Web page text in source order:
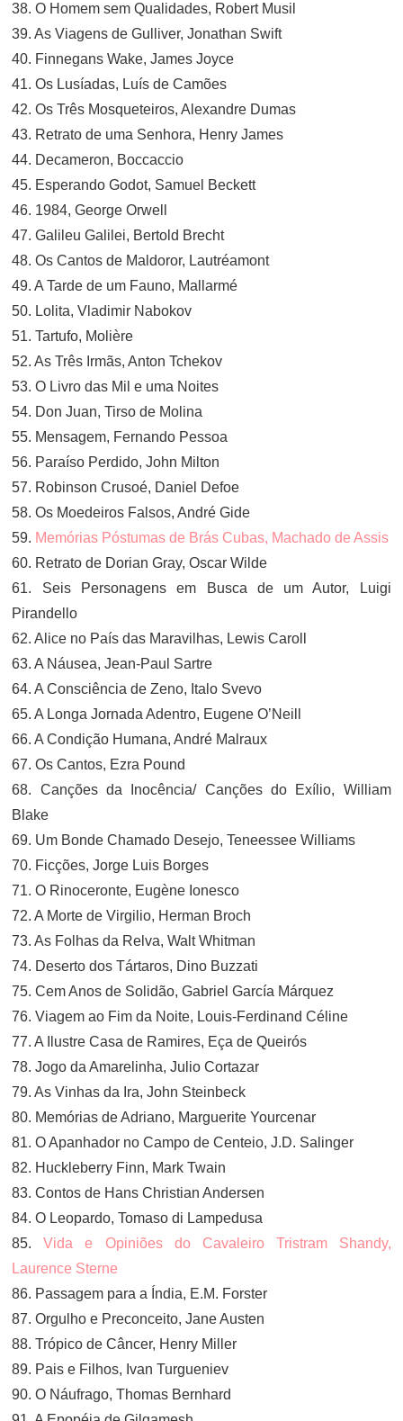
38. O Homem sem Qualidades, Robert Musil
39. As Viagens de Gulliver, Jonathan Swift
40. Finnegans Wake, James Joyce
41. Os Lusíadas, Luís de Camões
42. Os Três Mosqueteiros, Alexandre Dumas
43. Retrato de uma Senhora, Henry James
44. Decameron, Boccaccio
45. Esperando Godot, Samuel Beckett
46. 1984, George Orwell
47. Galileu Galilei, Bertold Brecht
48. Os Cantos de Maldoror, Lautréamont
49. A Tarde de um Fauno, Mallarmé
50. Lolita, Vladimir Nabokov
51. Tartufo, Molière
52. As Três Irmãs, Anton Tchekov
53. O Livro das Mil e uma Noites
54. Don Juan, Tirso de Molina
55. Mensagem, Fernando Pessoa
56. Paraíso Perdido, John Milton
57. Robinson Crusoé, Daniel Defoe
58. Os Moedeiros Falsos, André Gide
59. Memórias Póstumas de Brás Cubas, Machado de Assis
60. Retrato de Dorian Gray, Oscar Wilde
61. Seis Personagens em Busca de um Autor, Luigi
Pirandello
62. Alice no País das Maravilhas, Lewis Caroll
63. A Náusea, Jean-Paul Sartre
64. A Consciência de Zeno, Italo Svevo
65. A Longa Jornada Adentro, Eugene O’Neill
66. A Condição Humana, André Malraux
67. Os Cantos, Ezra Pound
68. Canções da Inocência/ Canções do Exílio, William
Blake
69. Um Bonde Chamado Desejo, Teneessee Williams
70. Ficções, Jorge Luis Borges
71. O Rinoceronte, Eugène Ionesco
72. A Morte de Virgilio, Herman Broch
73. As Folhas da Relva, Walt Whitman
74. Deserto dos Tártaros, Dino Buzzati
75. Cem Anos de Solidão, Gabriel García Márquez
76. Viagem ao Fim da Noite, Louis-Ferdinand Céline
77. A Ilustre Casa de Ramires, Eça de Queirós
78. Jogo da Amarelinha, Julio Cortazar
79. As Vinhas da Ira, John Steinbeck
80. Memórias de Adriano, Marguerite Yourcenar
81. O Apanhador no Campo de Centeio, J.D. Salinger
82. Huckleberry Finn, Mark Twain
83. Contos de Hans Christian Andersen
84. O Leopardo, Tomaso di Lampedusa
85.Vida e Opiniões do Cavaleiro Tristram Shandy,
Laurence Sterne
86. Passagem para a Índia, E.M. Forster
87. Orgulho e Preconceito, Jane Austen
88. Trópico de Câncer, Henry Miller
89. Pais e Filhos, Ivan Turgueniev
90. O Náufrago, Thomas Bernhard